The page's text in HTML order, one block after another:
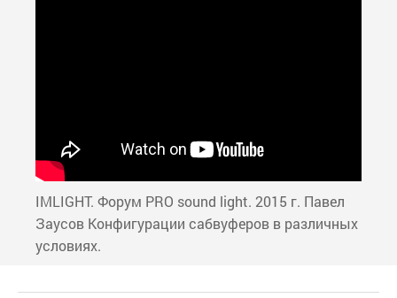
IMLIGHT. Форум PRO sound light. 2015 г. Павел
Заусов Конфигурации сабвуферов в различных
условиях.